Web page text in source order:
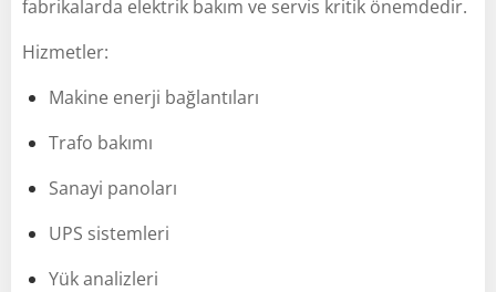
fabrikalarda elektrik bakım ve servis kritik önemdedir.
Hizmetler:
Makine enerji bağlantıları
Trafo bakımı
Sanayi panoları
UPS sistemleri
Yük analizleri